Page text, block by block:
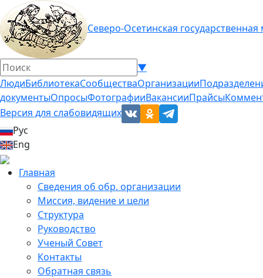
Северо-Осетинская
▼
ЛюдиБиблиотекаСообществаОрганизации
документыОпросыФотографииВакансииПрайсы
Версия для слабовидящих
Рус
Eng
Главная
Сведения об обр. организации
Миссия, видение и цели
Структура
Руководство
Ученый Совет
Контакты
Обратная связь